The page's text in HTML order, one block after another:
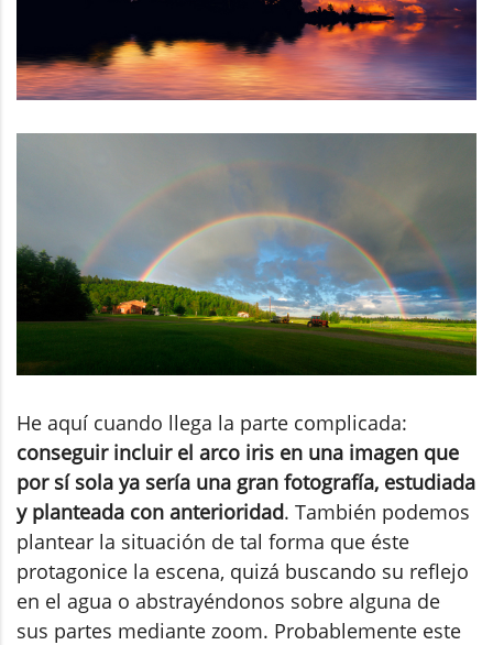
He aquí cuando llega la parte complicada:
conseguir incluir el arco iris en una imagen que
por sí sola ya sería una gran fotografía, estudiada
y planteada con anterioridad. También podemos
plantear la situación de tal forma que éste
protagonice la escena, quizá buscando su reflejo
en el agua o abstrayéndonos sobre alguna de
sus partes mediante zoom. Probablemente este